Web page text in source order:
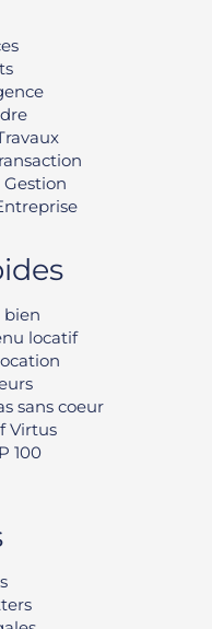
Gestion
bien
locatif
sans coeur
Virtus
100